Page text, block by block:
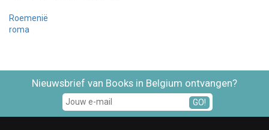
Roemenië
roma
Nieuwsbrief van Books in Belgium ontvangen?
GO!